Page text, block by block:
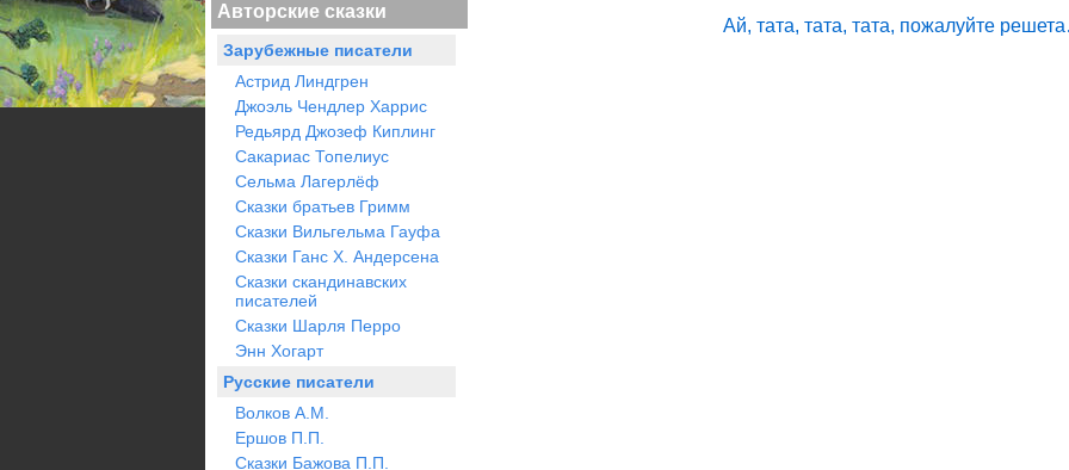
Авторские сказки
Зарубежные писатели
Астрид Линдгрен
Джоэль Чендлер Харрис
Редьярд Джозеф Киплинг
Сакариас Топелиус
Сельма Лагерлёф
Сказки братьев Гримм
Сказки Вильгельма Гауфа
Сказки Ганс Х. Андерсена
Сказки скандинавских
писателей
Сказки Шарля Перро
Энн Хогарт
Русские писатели
Волков А.М.
Ершов П.П.
Сказки Бажова П.П.
Ай, тата, тата, тата, пожалуйте